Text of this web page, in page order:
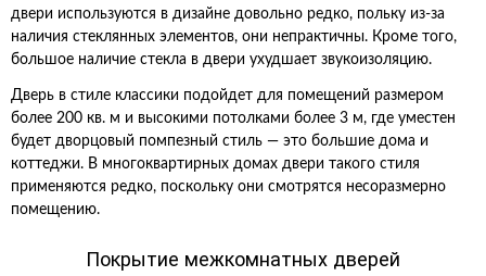
двери используются в дизайне довольно редко, польку из-за
наличия стеклянных элементов, они непрактичны. Кроме того,
большое наличие стекла в двери ухудшает звукоизоляцию.
Дверь в стиле классики подойдет для помещений размером
более 200 кв. м и высокими потолками более 3 м, где уместен
будет дворцовый помпезный стиль — это большие дома и
коттеджи. В многоквартирных домах двери такого стиля
применяются редко, поскольку они смотрятся несоразмерно
помещению.
Покрытие межкомнатных дверей